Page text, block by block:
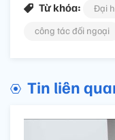
Từ khóa: Đại
công tác đối ngoại
Tin liên